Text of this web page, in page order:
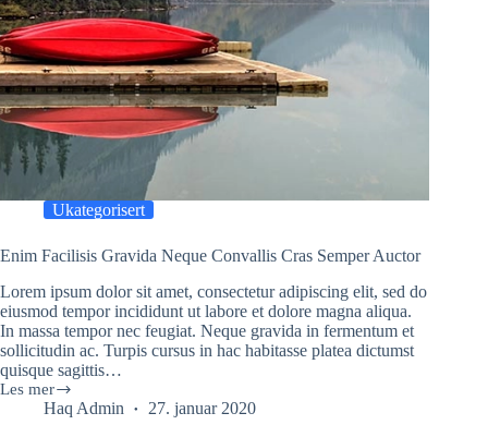
Ukategorisert
Enim Facilisis Gravida Neque Convallis Cras Semper Auctor
Lorem ipsum dolor sit amet, consectetur adipiscing elit, sed do
eiusmod tempor incididunt ut labore et dolore magna aliqua.
In massa tempor nec feugiat. Neque gravida in fermentum et
sollicitudin ac. Turpis cursus in hac habitasse platea dictumst
quisque sagittis…
Les mer
Enim
FacilisisHaq Admin 27. januar 2020